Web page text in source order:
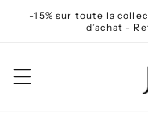
passer
-15% sur toute la
d’achat -